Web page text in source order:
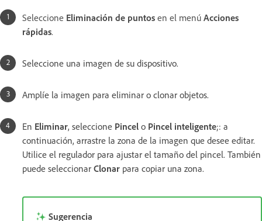
Seleccione Eliminación de puntos en el menú Acciones
rápidas.
Seleccione una imagen de su dispositivo.
Amplíe la imagen para eliminar o clonar objetos.
En Eliminar, seleccione Pincel o Pincel inteligente;: a
continuación, arrastre la zona de la imagen que desee editar.
Utilice el regulador para ajustar el tamaño del pincel. También
puede seleccionar Clonar para copiar una zona.
Sugerencia